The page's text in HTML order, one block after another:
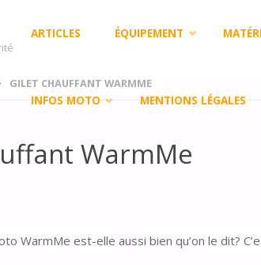
content
ARTICLES ÉQUIPEMENT
INFOS MOTO MENTIONS LÉGALES
GILET CHAUFFANT WARMME
WarmMe
WarmMe est-elle aussi bien qu’on le dit?